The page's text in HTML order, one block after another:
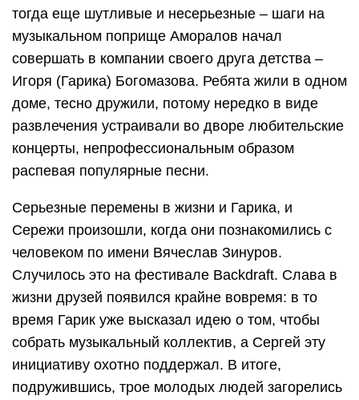
тогда еще шутливые и несерьезные – шаги на
музыкальном поприще Аморалов начал
совершать в компании своего друга детства –
Игоря (Гарика) Богомазова. Ребята жили в одном
доме, тесно дружили, потому нередко в виде
развлечения устраивали во дворе любительские
концерты, непрофессиональным образом
распевая популярные песни.
Серьезные перемены в жизни и Гарика, и
Сережи произошли, когда они познакомились с
человеком по имени Вячеслав Зинуров.
Случилось это на фестивале Backdraft. Слава в
жизни друзей появился крайне вовремя: в то
время Гарик уже высказал идею о том, чтобы
собрать музыкальный коллектив, а Сергей эту
инициативу охотно поддержал. В итоге,
подружившись, трое молодых людей загорелись